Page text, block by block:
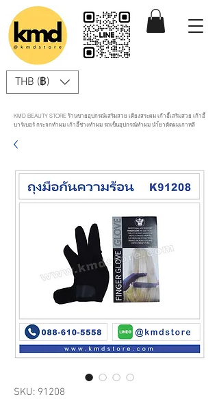
THB (฿)
KMD BEAUTY STORE ร้านขายอุปกรณ์เสริมสวย เตียงสระผม เก้าอี้เสริมสวย เก้าอี้
บาร์เบอร์ กระจกทำผม เก้าอี้ช่างทำผม รถเข็นอุปกรณ์ทำผม นำ้ยาดัดผมเกาหลี
SKU: 91208